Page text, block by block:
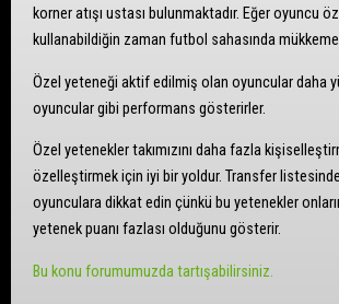
korner atışı ustası bulunmaktadır. Eğer oyuncu
kullanabildiğin zaman futbol sahasında
Özel yeteneği aktif edilmiş olan oyuncular daha
oyuncular gibi performans gösterirler.
Özel yetenekler takımızını daha fazla
özelleştirmek için iyi bir yoldur. Transfer
oyunculara dikkat edin çünkü bu yetenekler
yetenek puanı fazlası olduğunu gösterir.
Bu konu forumumuzda tartışabilirsiniz.